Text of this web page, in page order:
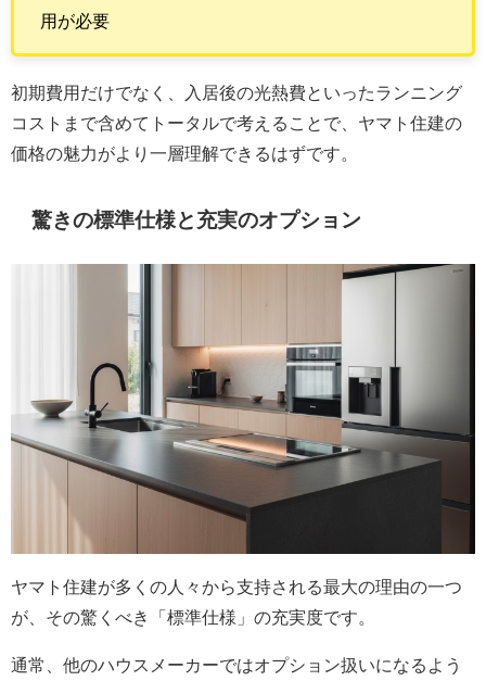
用が必要
初期費用だけでなく、入居後の光熱費といったランニング
コストまで含めてトータルで考えることで、ヤマト住建の
価格の魅力がより一層理解できるはずです。
驚きの標準仕様と充実のオプション
ヤマト住建が多くの人々から支持される最大の理由の一つ
が、その驚くべき「標準仕様」の充実度です。
通常、他のハウスメーカーではオプション扱いになるよう